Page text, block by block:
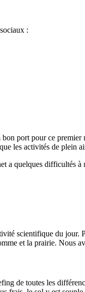
:
port pour ce
les activités de plein
a quelques difficultés
scientifique du jour.
et la prairie. Nous
de toutes les